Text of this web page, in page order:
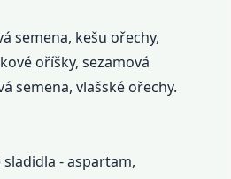
semena, kešu ořechy,
oříšky, sezamová
semena, vlašské ořechy.
- aspartam,